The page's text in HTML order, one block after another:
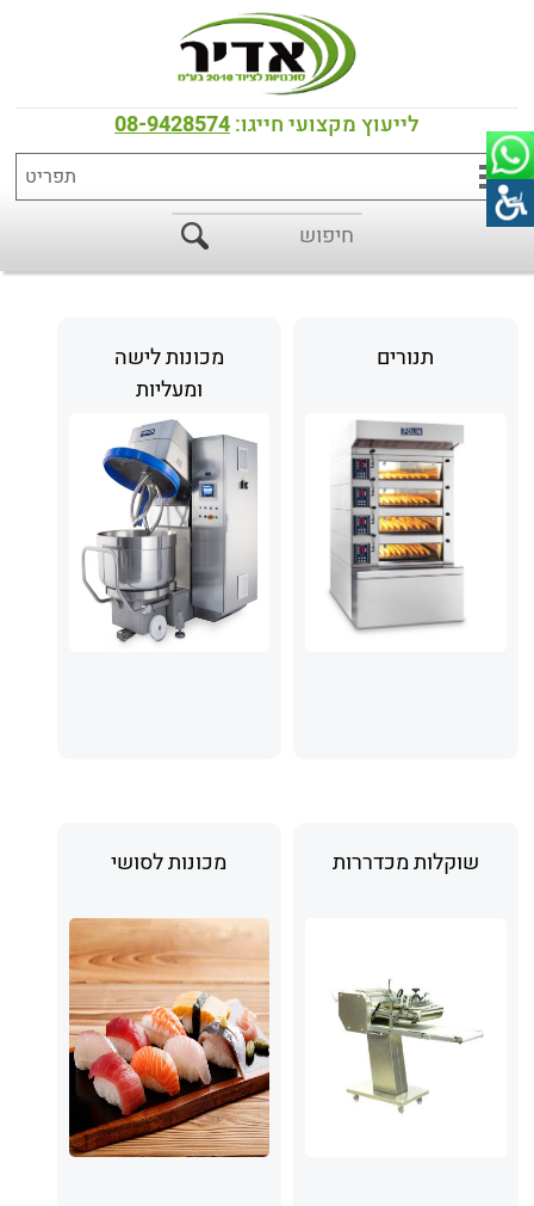
לייעוץ מקצועי חייגו:08-9428574
דף הבית>מוצרים
מוצרים
תנורים
מכונות לישה
ומעליות
שוקלות מכדררות מכונות לסושי